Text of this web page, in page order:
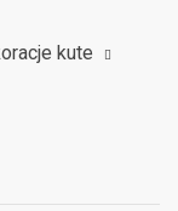
kute